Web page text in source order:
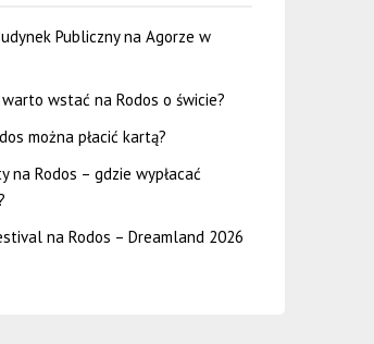
Publiczny na Agorze w
wstać na Rodos o świcie?
można płacić kartą?
na Rodos – gdzie wypłacać
na Rodos – Dreamland 2026